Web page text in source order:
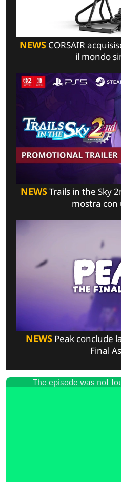
NEWSCORSAIR
il mondo
NEWSTrails in the Sky
mostra
NEWSPeak conclude
Final